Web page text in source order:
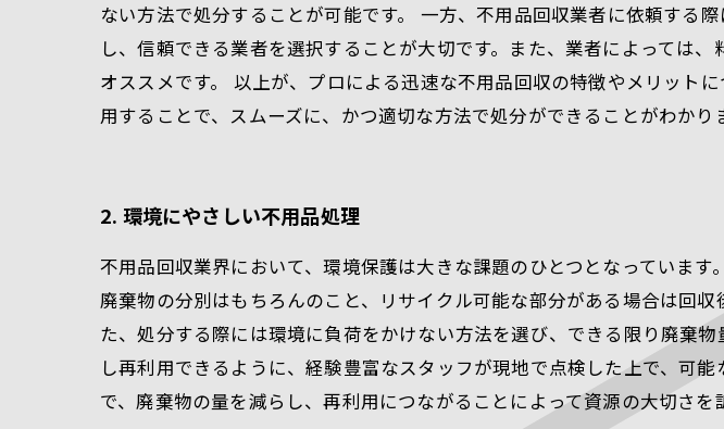
ない方法で処分することが可能です。 一方、不用品回収業者に依頼する
し、信頼できる業者を選択することが大切です。また、業者によっては
オススメです。 以上が、プロによる迅速な不用品回収の特徴やメリット
用することで、スムーズに、かつ適切な方法で処分ができることがわかり
2. 環境にやさしい不用品処理
不用品回収業界において、環境保護は大きな課題のひとつとなっていま
廃棄物の分別はもちろんのこと、リサイクル可能な部分がある場合は回
た、処分する際には環境に負荷をかけない方法を選び、できる限り廃棄
し再利用できるように、経験豊富なスタッフが現地で点検した上で、可
で、廃棄物の量を減らし、再利用につながることによって資源の大切さ